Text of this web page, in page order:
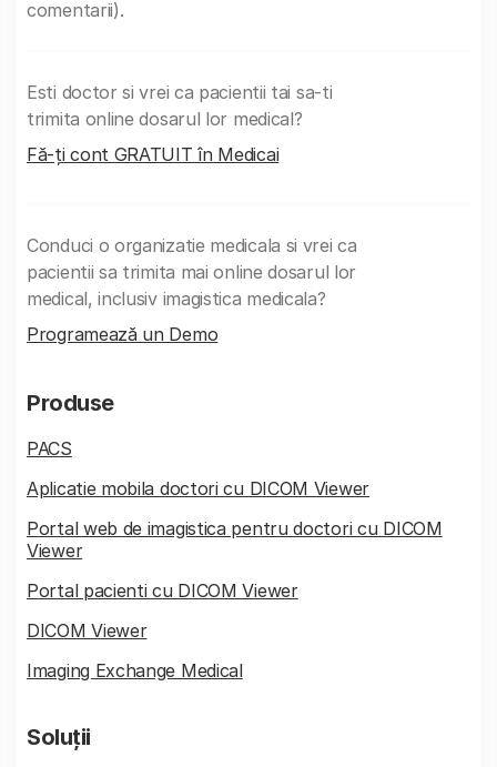
comentarii).
Esti doctor si vrei ca pacientii tai sa-ti
trimita online dosarul lor medical?
Fă-ți cont GRATUIT în Medicai
Conduci o organizatie medicala si vrei ca
pacientii sa trimita mai online dosarul lor
medical, inclusiv imagistica medicala?
Programează un Demo
Produse
PACS
Aplicatie mobila doctori cu DICOM Viewer
Portal web de imagistica pentru doctori cu DICOM
Viewer
Portal pacienti cu DICOM Viewer
DICOM Viewer
Imaging Exchange Medical
Soluții